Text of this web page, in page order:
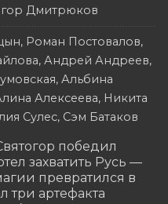
Дмитрюков
Роман Постовалов,
Андрей Андреев,
Альбина
Алексеева, Никита
Сулес, Сэм Батаков
победил
захватить Русь —
превратился в
три артефакта